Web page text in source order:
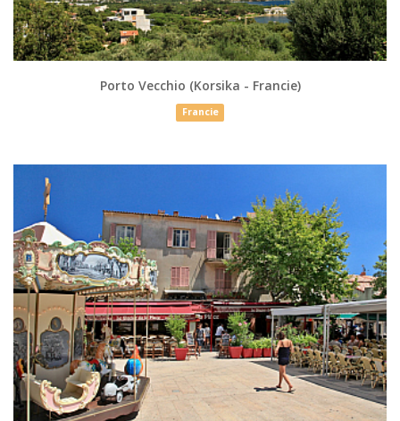
Porto Vecchio (Korsika - Francie)
Francie